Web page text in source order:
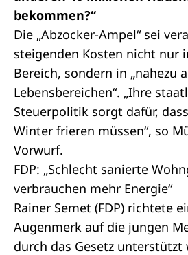
bekommen?“
Die „Abzocker-Ampel“ sei
steigenden Kosten nicht nur
Bereich, sondern in „nahezu
Lebensbereichen“. „Ihre
Steuerpolitik sorgt dafür,
Winter frieren müssen“, so
Vorwurf.
FDP: „Schlecht sanierte
verbrauchen mehr Energie“
Rainer Semet (FDP) richtete
Augenmerk auf die jungen
durch das Gesetz unterstützt